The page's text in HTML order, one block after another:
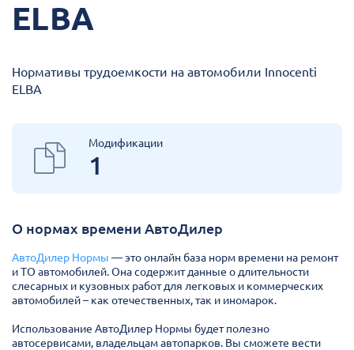
ELBA
Нормативы трудоемкости на автомобили Innocenti
ELBA
Модификации
1
О нормах времени АвтоДилер
АвтоДилер Нормы — это онлайн база норм времени на ремонт
и ТО автомобилей. Она содержит данные о длительности
слесарных и кузовных работ для легковых и коммерческих
автомобилей – как отечественных, так и иномарок.
Использование АвтоДилер Нормы будет полезно
автосервисами, владельцам автопарков. Вы сможете вести